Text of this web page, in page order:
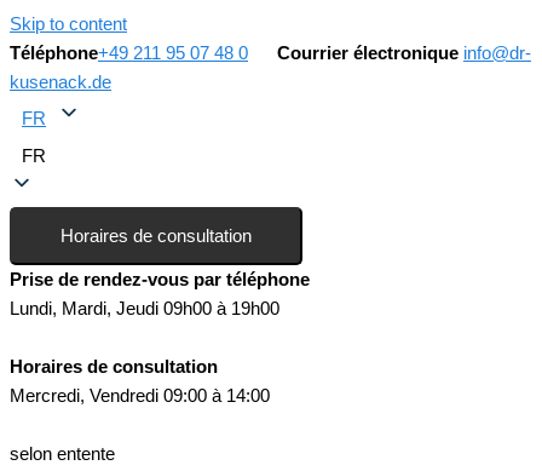
Skip to content
Téléphone+49 211 95 07 48 0 Courrier électronique info@dr-
kusenack.de
FR
FR
Horaires de consultation
Prise de rendez-vous par téléphone
Lundi, Mardi, Jeudi 09h00 à 19h00
Horaires de consultation
Mercredi, Vendredi 09:00 à 14:00
selon entente